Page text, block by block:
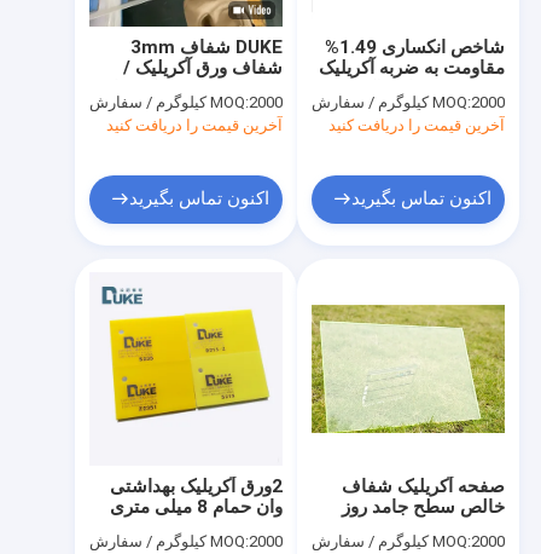
DUKE شفاف 3mm
شفاف ورق آکریلیک /
ورق پلاستیکی شکل های
آکریلیک برش سفارشی
MOQ:2000 کیلوگرم / سفارش
آخرین قیمت را دریافت کنید
اکنون تماس بگیرید
شاخص انكساری 1.49%
مقاومت به ضربه آکریلیک
یخ زده صفحات پلکسی
گلاس 1250x1850mmMOQ:2000 کیلوگرم / سفارش
آخرین قیمت را دریافت کنید
اکنون تماس بگیرید
2ورق آکریلیک بهداشتی
وان حمام 8 میلی متری
MOQ:2000 کیلوگرم / سفارش
صفحه آکریلیک شفاف
خالص سطح جامد روز
شب ضد استاتیک
MOQ:2000 کیلوگرم / سفارش